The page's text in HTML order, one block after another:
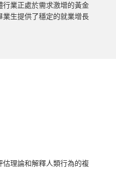
業正處於需求激增的黃金
生提供了穩定的就業增長
理論和解釋人類行為的複